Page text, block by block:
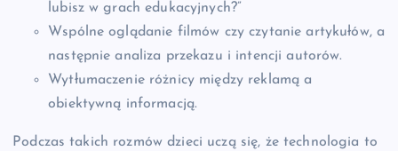
lubisz w grach edukacyjnych?”
Wspólne oglądanie filmów czy czytanie artykułów, a
następnie analiza przekazu i intencji autorów.
Wytłumaczenie różnicy między reklamą a
obiektywną informacją.
Podczas takich rozmów dzieci uczą się, że technologia to